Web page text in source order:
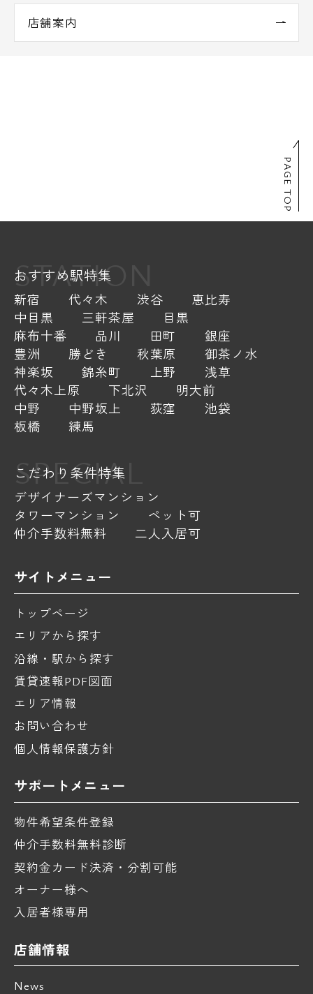
店舗案内
PAGE TOP
STATION
おすすめ駅特集
新宿 代々木 渋谷
恵比寿
中目黒
三軒茶屋
目黒
麻布十番
品川 田町
銀座
豊洲
勝どき 秋葉原
御茶ノ水
神楽坂
錦糸町 上野
浅草
代々木上原
下北沢
明大前
中野
中野坂上 荻窪
池袋
板橋
練馬
SPECIAL
こだわり条件特集
デザイナーズマンション
タワーマンション
ペット可
仲介手数料無料
二人入居可
サイトメニュー
トップページ
エリアから探す
沿線・駅から探す
賃貸速報PDF図面
エリア情報
お問い合わせ
個人情報保護方針
サポートメニュー
物件希望条件登録
仲介手数料無料診断
契約金カード決済・分割可能
オーナー様へ
入居者様専用
店舗情報
News